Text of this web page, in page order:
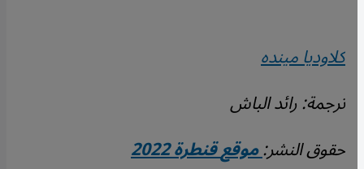
كلاوديا مينده
ترجمة: رائد الباش
حقوقالنشر:موقعقنطرة 2022